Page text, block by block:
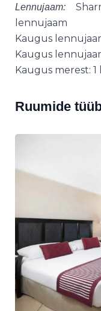
Lennujaam:
lennujaam
Kaugus
Kaugus
Kaugus merest: 1
Ruumide